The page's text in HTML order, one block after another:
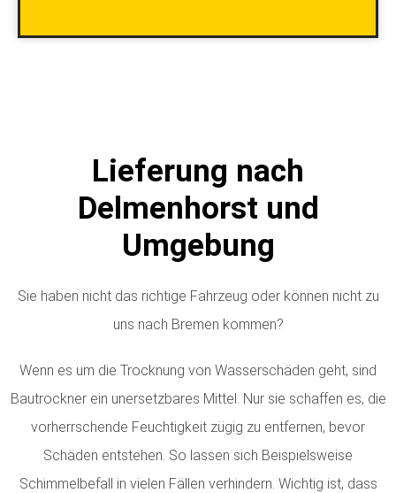
Lieferung nach
Delmenhorst und
Umgebung
Sie haben nicht das richtige Fahrzeug oder können nicht zu
uns nach Bremen kommen?
Wenn es um die Trocknung von Wasserschäden geht, sind
Bautrockner ein unersetzbares Mittel. Nur sie schaffen es, die
vorherrschende Feuchtigkeit zügig zu entfernen, bevor
Schäden entstehen. So lassen sich Beispielsweise
Schimmelbefall in vielen Fällen verhindern. Wichtig ist, dass